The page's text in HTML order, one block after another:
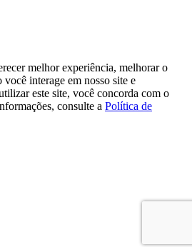
melhor experiência, melhorar o
interage em nosso site e
este site, você concorda com o
consulte a Política de